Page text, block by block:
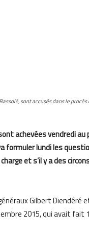
sont accusés dans le
achevées vendredi au
formuler lundi les
et s’il y a des
Gilbert Diendéré
2015, qui avait